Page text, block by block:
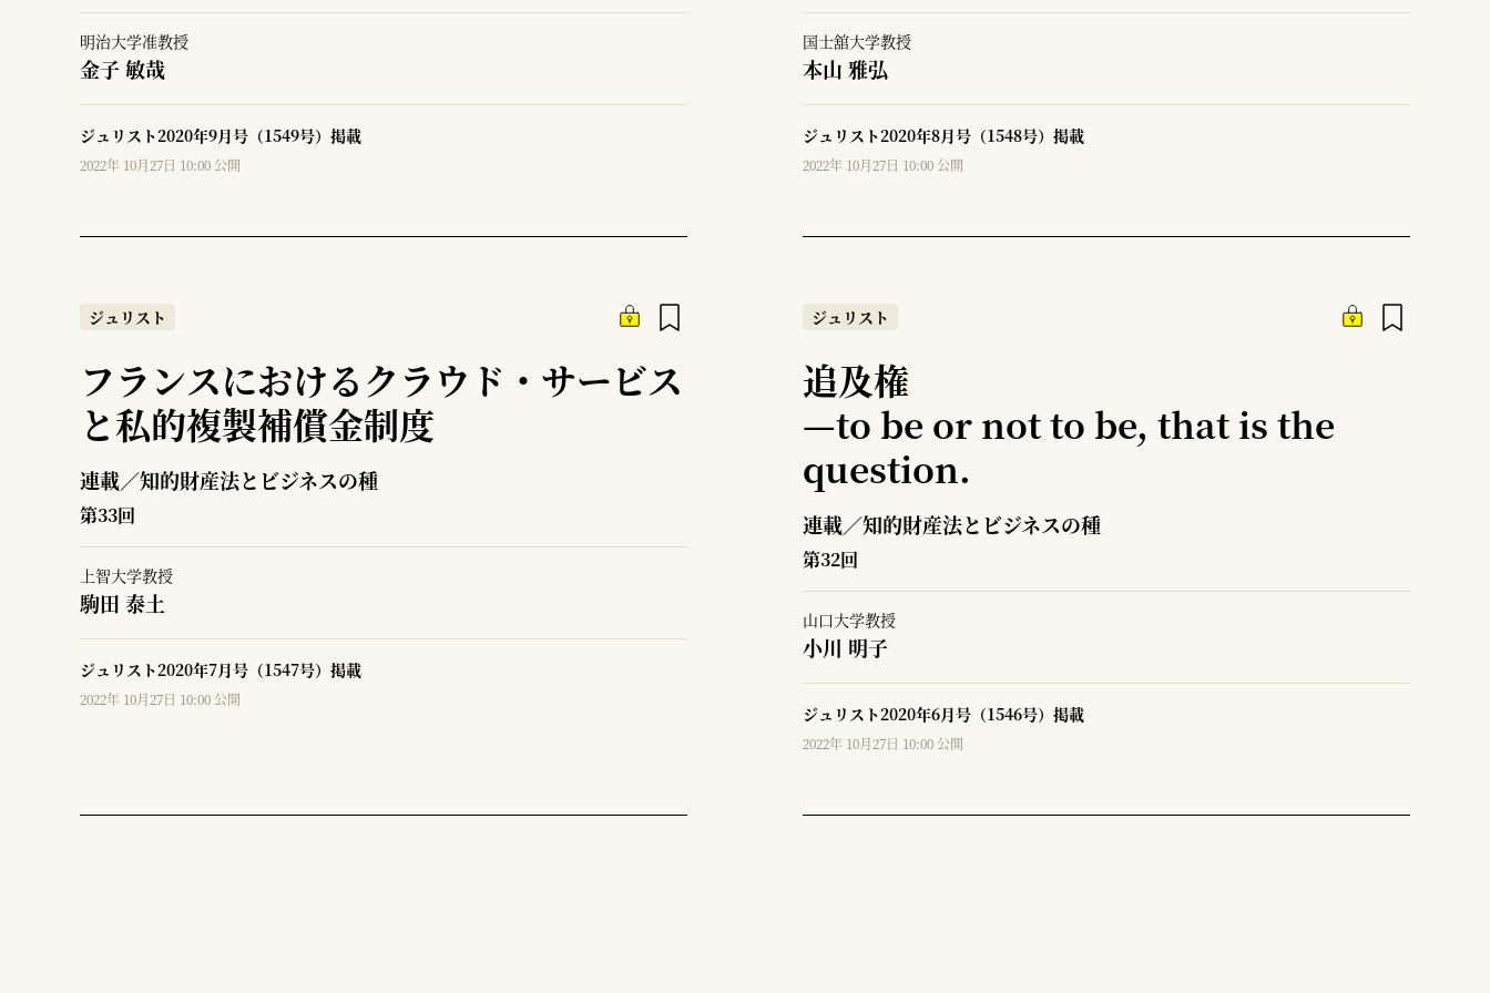
明治大学准教授
金子 敏哉
ジュリスト2020年9月号（1549号）掲載
2022年 10月27日 10:00 公開
国士舘大学教授
本山 雅弘
ジュリスト2020年8月号（1548号）掲載
2022年 10月27日 10:00 公開
ジュリスト
フランスにおけるクラウド・サービス
と私的複製補償金制度
連載／知的財産法とビジネスの種
第33回
上智大学教授
駒田 泰土
ジュリスト2020年7月号（1547号）掲載
2022年 10月27日 10:00 公開
ジュリスト
追及権
—to be or not to be, that is the
question.
連載／知的財産法とビジネスの種
第32回
山口大学教授
小川 明子
ジュリスト2020年6月号（1546号）掲載
2022年 10月27日 10:00 公開